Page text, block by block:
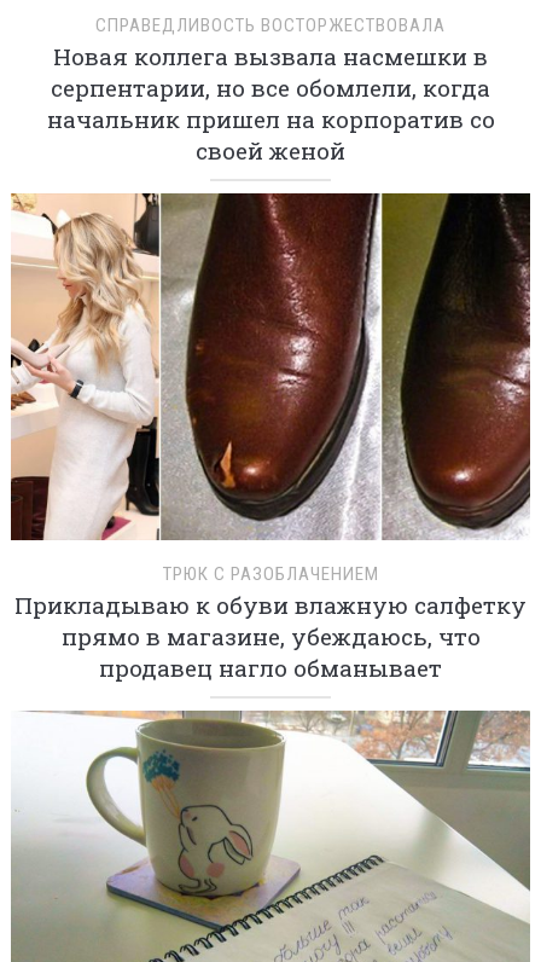
СПРАВЕДЛИВОСТЬ ВОСТОРЖЕСТВОВАЛА
Новая коллега вызвала насмешки в
серпентарии, но все обомлели, когда
начальник пришел на корпоратив со
своей женой
ТРЮК С РАЗОБЛАЧЕНИЕМ
Прикладываю к обуви влажную салфетку
прямо в магазине, убеждаюсь, что
продавец нагло обманывает